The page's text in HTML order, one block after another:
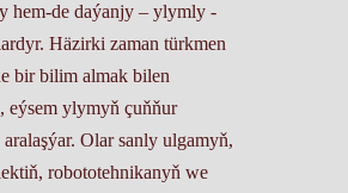
hem-de daýanjy – ylymly -
Häzirki zaman türkmen
bir bilim almak bilen
eýsem ylymyň çuňňur
Olar sanly ulgamyň,
robototehnikanyň we